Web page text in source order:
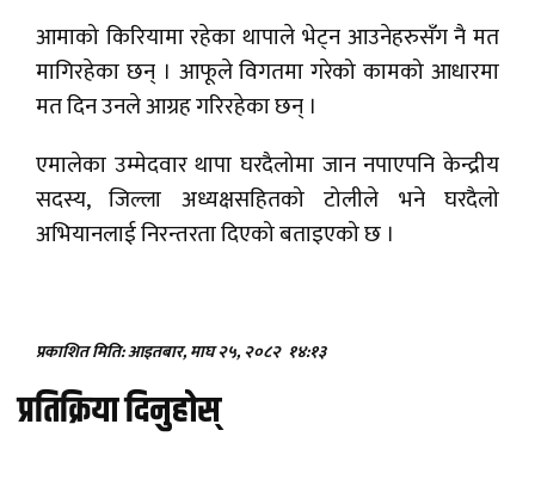
आमाको किरियामा रहेका थापाले भेट्न आउनेहरुसँग नै मत
मागिरहेका छन् । आफूले विगतमा गरेको कामको आधारमा
मत दिन उनले आग्रह गरिरहेका छन् ।
एमालेका उम्मेदवार थापा घरदैलोमा जान नपाएपनि केन्द्रीय
सदस्य, जिल्ला अध्यक्षसहितको टोलीले भने घरदैलो
अभियानलाई निरन्तरता दिएको बताइएको छ ।
प्रकाशित मिति: आइतबार, माघ २५, २०८२ १४:१३
प्रतिक्रिया दिनुहोस्